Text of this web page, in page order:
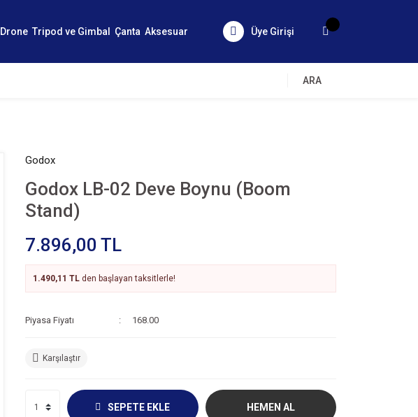
Drone Tripod ve Gimbal Çanta Aksesuar Üye Girişi
ARA
Godox
Godox LB-02 Deve Boynu (Boom
Stand)
7.896,00 TL
1.490,11 TL den başlayan taksitlerle!
Piyasa Fiyatı 168.00
Karşılaştır
SEPETE EKLE HEMEN AL